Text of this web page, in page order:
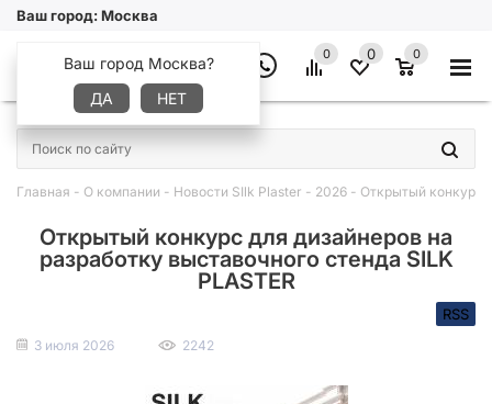
Ваш город:Москва
Ваш город Москва?
ДА
НЕТ
0 0 0
×
Главная - О компании - Новости SIlk Plaster - 2026 - Открытый конкурс
Открытый конкурс для дизайнеров на
разработку выставочного стенда SILK
PLASTER
RSS
3 июля 2026 2242